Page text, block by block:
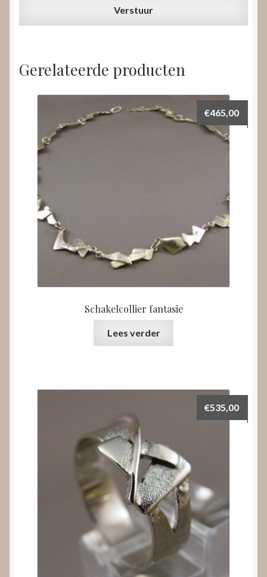
Gerelateerde producten
Schakelcollier fantasie
€465,00
Lees verder
€535,00